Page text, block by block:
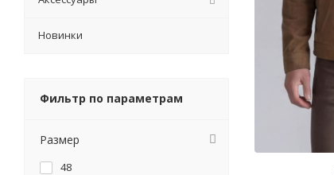
Новинки
Фильтр по параметрам
Размер
48